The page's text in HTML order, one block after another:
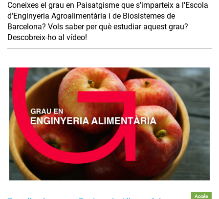
Coneixes el grau en Paisatgisme que s’imparteix a l'Escola
d'Enginyeria Agroalimentària i de Biosistemes de
Barcelona? Vols saber per què estudiar aquest grau?
Descobreix-ho al vídeo!
Accés